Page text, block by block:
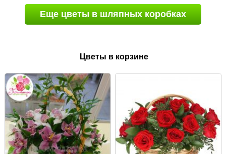
Еще цветы в шляпных коробках
Цветы в корзине